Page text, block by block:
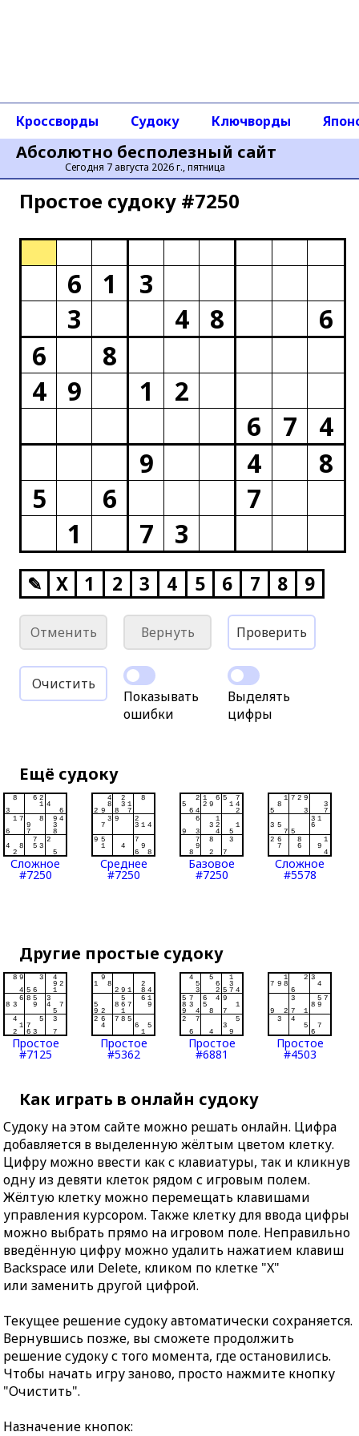
Абсолютно бесполезный сайт
Сегодня 7 августа 2026 г., пятница
Кроссворды Судоку Ключворды
Простое cудоку #7250
6 1
3
3
4 8
6
6
8
4
9 1
2
6
7
4
9
4
8
5
6
7
1
7 3
✎ X 1 2 3 4 5 6 7 8 9
Отменить Вернуть Проверить
Очистить
Показывать
ошибки
Выделять
цифры
Ещё судоку
Сложное
#7250
Среднее
#7250
Базовое
#7250
Сложное
#5578
Другие простые судоку
Простое
#7125
Простое
#5362
Простое
#6881
Простое
#4503
Как играть в онлайн судоку
Судоку на этом сайте можно решать онлайн. Цифра
добавляется в выделенную жёлтым цветом клетку.
Цифру можно ввести как с клавиатуры, так и кликнув
одну из девяти клеток рядом с игровым полем.
Жёлтую клетку можно перемещать клавишами
управления курсором. Также клетку для ввода цифры
можно выбрать прямо на игровом поле. Неправильно
введённую цифру можно удалить нажатием клавиш
Backspace или Delete, кликом по клетке "X"
или заменить другой цифрой.
Текущее решение судоку автоматически сохраняется.
Вернувшись позже, вы сможете продолжить
решение судоку с того момента, где остановились.
Чтобы начать игру заново, просто нажмите кнопку
"Очистить".
Назначение кнопок: